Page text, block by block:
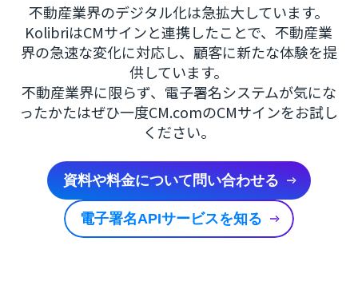
不動産業界のデジタル化は急拡大しています。
KolibriはCMサインと連携したことで、不動産業
界の急速な変化に対応し、顧客に新たな体験を提
供しています。
不動産業界に限らず、電子署名システムが気にな
ったかたはぜひ一度CM.comのCMサインをお試し
ください。
資料や料金について問い合わせる
電子署名APIサービスを知る